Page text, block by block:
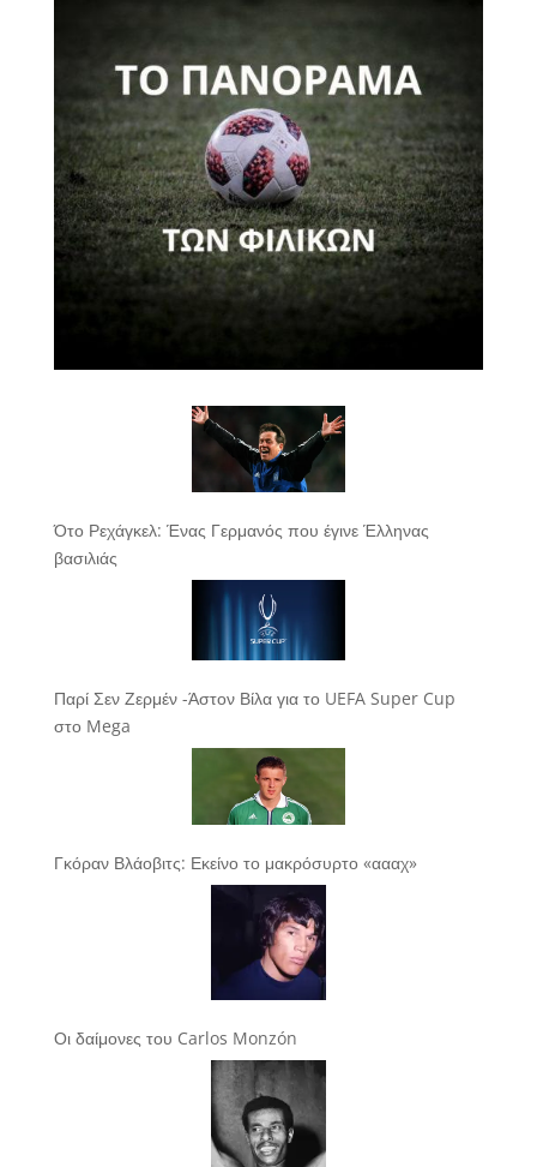
Ότο Ρεχάγκελ: Ένας Γερμανός που έγινε Έλληνας
βασιλιάς
Παρί Σεν Ζερμέν -Άστον Βίλα για το UEFA Super Cup
στο Mega
Γκόραν Βλάοβιτς: Εκείνο το μακρόσυρτο «αααχ»
Οι δαίμονες του Carlos Monzón